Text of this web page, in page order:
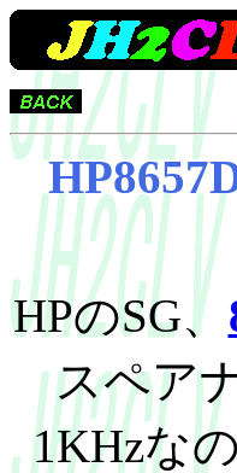
HPのSG、
スペア
1KHzな